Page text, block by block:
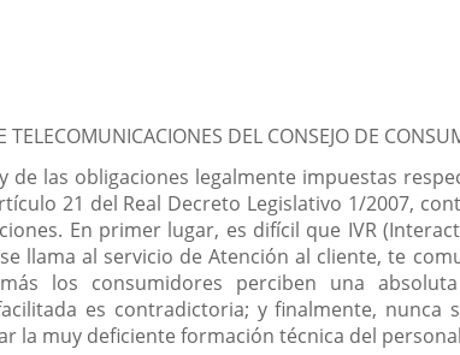
DEL CONSEJO DE
las obligaciones legalmente impuestas
21 del Real Decreto Legislativo 1/2007,
En primer lugar, es difícil que IVR
llama al servicio de Atención al cliente, te
los consumidores perciben una
es contradictoria; y finalmente, nunca
la muy deficiente formación técnica del